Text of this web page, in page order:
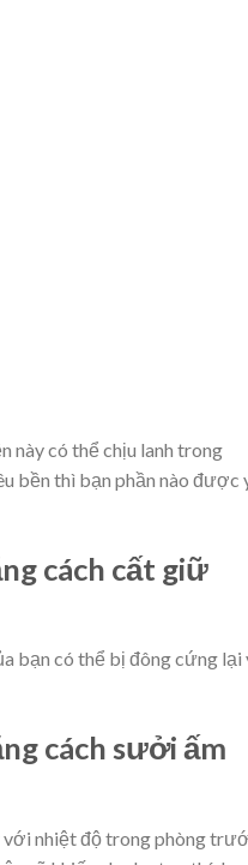
này có thể chịu lanh trong
bền thì bạn phần nào được
cách cất giữ
bạn có thể bị đông cứng lại
cách sưởi ấm
với nhiệt độ trong phòng